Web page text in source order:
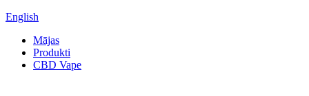
English
Mājas
Produkti
CBD Vape